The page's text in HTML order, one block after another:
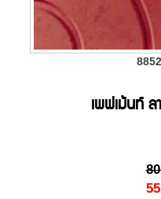
เพฟเม้นท์ ล